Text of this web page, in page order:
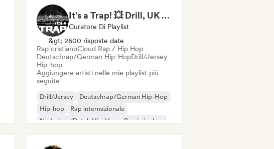
It's a Trap! 💥 Drill, UK Drill & Hard-Hitting Trap
Curatore Di Playlist
&gt; 2600 risposte date
Rap cristianoCloud Rap / Hip Hop
Deutschrap/German Hip-HopDrill/Jersey
Hip-hop
Aggiungere artisti nelle mie playlist più
seguite
Drill/Jersey
Deutschrap/German Hip-Hop
Hip-hop
Rap internazionale
Nederhop/Dutch Hip-Hop
Rap in inglese